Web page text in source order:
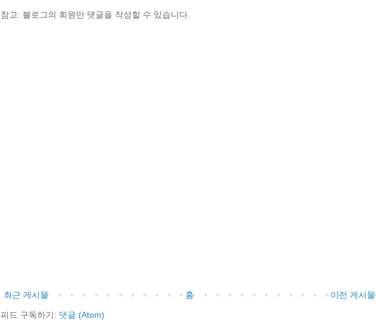
참고: 블로그의 회원만 댓글을 작성할 수 있습니다.
최근 게시물 이전 게시물
홈
피드 구독하기: 댓글 (Atom)